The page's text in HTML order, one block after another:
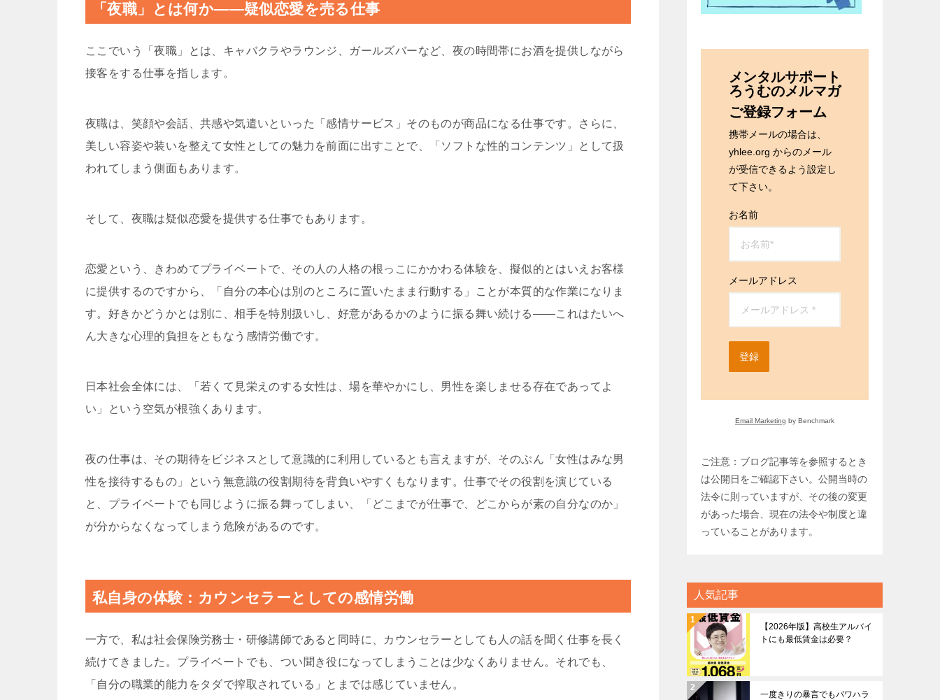
「夜職」とは何か——疑似恋愛を売る仕事
ここでいう「夜職」とは、キャバクラやラウンジ、ガールズバーなど、夜の時間帯にお酒を提供しながら
接客をする仕事を指します。
夜職は、笑顔や会話、共感や気遣いといった「感情サービス」そのものが商品になる仕事です。さらに、
美しい容姿や装いを整えて女性としての魅力を前面に出すことで、「ソフトな性的コンテンツ」として扱
われてしまう側面もあります。
そして、夜職は疑似恋愛を提供する仕事でもあります。
恋愛という、きわめてプライベートで、その人の人格の根っこにかかわる体験を、擬似的とはいえお客様
に提供するのですから、「自分の本心は別のところに置いたまま行動する」ことが本質的な作業になりま
す。好きかどうかとは別に、相手を特別扱いし、好意があるかのように振る舞い続ける——これはたいへ
ん大きな心理的負担をともなう感情労働です。
日本社会全体には、「若くて見栄えのする女性は、場を華やかにし、男性を楽しませる存在であってよ
い」という空気が根強くあります。
夜の仕事は、その期待をビジネスとして意識的に利用しているとも言えますが、そのぶん「女性はみな男
性を接待するもの」という無意識の役割期待を背負いやすくもなります。仕事でその役割を演じている
と、プライベートでも同じように振る舞ってしまい、「どこまでが仕事で、どこからが素の自分なのか」
が分からなくなってしまう危険があるのです。
私自身の体験：カウンセラーとしての感情労働
一方で、私は社会保険労務士・研修講師であると同時に、カウンセラーとしても人の話を聞く仕事を長く
続けてきました。プライベートでも、つい聞き役になってしまうことは少なくありません。それでも、
「自分の職業的能力をタダで搾取されている」とまでは感じていません。
メンタルサポート
ろうむのメルマガ
ご登録フォーム
携帯メールの場合は、
yhlee.org からのメール
が受信できるよう設定し
て下さい。
お名前
メールアドレス
登録
Email Marketing by Benchmark
ご注意：ブログ記事等を参照するとき
は公開日をご確認下さい。公開当時の
法令に則っていますが、その後の変更
があった場合、現在の法令や制度と違
っていることがあります。
人気記事
【2026年版】高校生アルバイ
トにも最低賃金は必要？
一度きりの暴言でもパワハラ